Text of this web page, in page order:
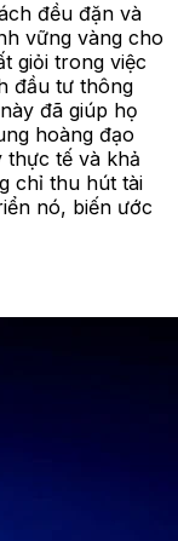
đều đặn và
vững vàng cho
giỏi trong việc
đầu tư thông
đã giúp họ
hoàng đạo
thực tế và khả
chỉ thu hút tài
nó, biến ước